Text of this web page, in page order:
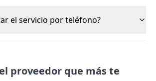
el servicio por teléfono?
proveedor que más te